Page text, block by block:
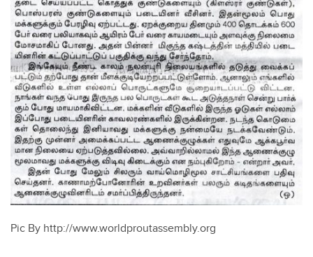
Pic By http://www.worldproutassembly.org